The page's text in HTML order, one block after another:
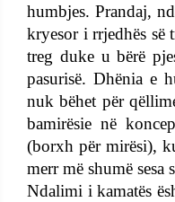
humbjes. Prandaj,
kryesor i rrjedhës së
treg duke u bërë
pasurisë. Dhënia e
nuk bëhet për
bamirësie në
(borxh për mirësi),
merr më shumë sesa
Ndalimi i kamatës